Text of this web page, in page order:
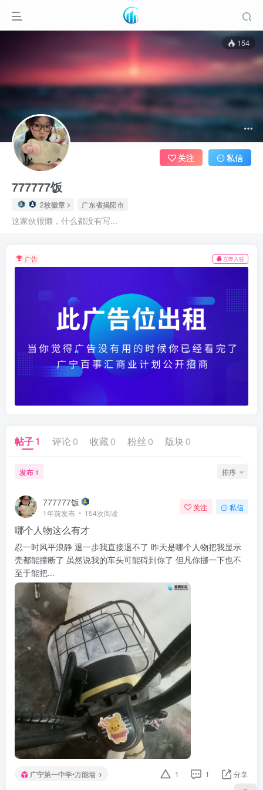
154
777777饭
2枚徽章 广东省揭阳市
这家伙很懒，什么都没有写...
关注 私信
广告 立即入驻
帖子1 评论 0 收藏 0 粉丝 0 版块 0
发布 1 排序
777777饭
1年前发布 154次阅读
关注 私信
哪个人物这么有才
忍一时风平浪静 退一步我直接退不了 昨天是哪个人物把我显示
壳都能撞断了 虽然说我的车头可能碍到你了 但凡你挪一下也不
至于能把...
广宁第一中学•万能墙 1 1 分享